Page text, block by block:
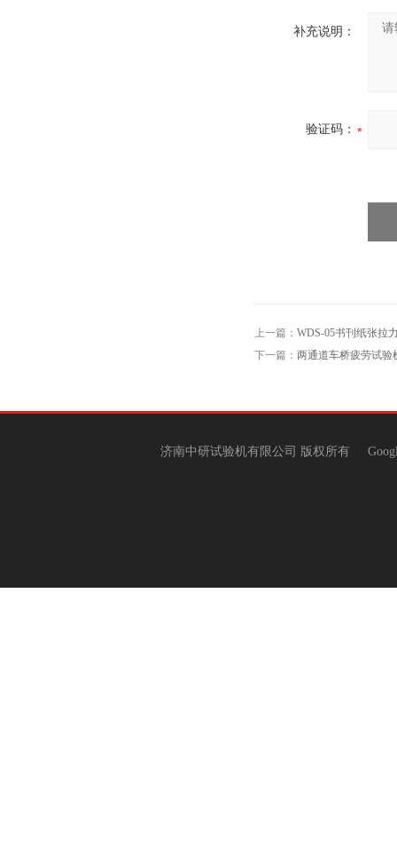
补充说明：
验证码：
上一篇： WDS-05书刊纸张拉
下一篇： 两通道车桥疲劳试验
济南中研试验机有限公司 版权所有